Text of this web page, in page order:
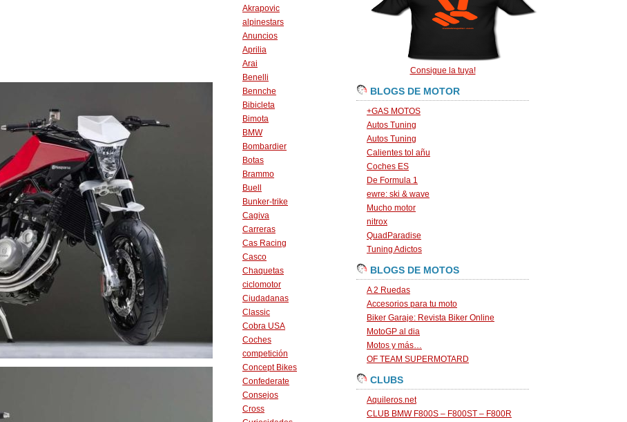
Akrapovic
alpinestars
Anuncios
Aprilia
Arai
Benelli
Bennche
Bibicleta
Bimota
BMW
Bombardier
Botas
Brammo
Buell
Bunker-trike
Cagiva
Carreras
Cas Racing
Casco
Chaquetas
ciclomotor
Ciudadanas
Classic
Cobra USA
Coches
competición
Concept Bikes
Confederate
Consejos
Cross
Consigue la tuya!
BLOGS DE MOTOR
+GAS MOTOS
Autos Tuning
Autos Tuning
Calientes tol añu
Coches ES
De Formula 1
ewre: ski & wave
Mucho motor
nitrox
QuadParadise
Tuning Adictos
BLOGS DE MOTOS
A 2 Ruedas
Accesorios para tu moto
Biker Garaje: Revista Biker Online
MotoGP al dia
Motos y más…
OF TEAM SUPERMOTARD
CLUBS
Aquileros.net
CLUB BMW F800S – F800ST – F800R